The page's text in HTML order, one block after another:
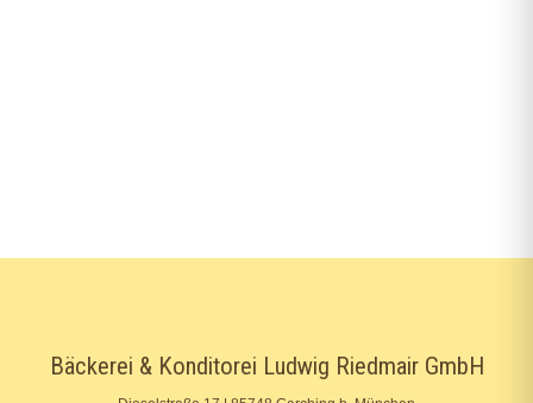
Bäckerei & Konditorei Ludwig Riedmair GmbH